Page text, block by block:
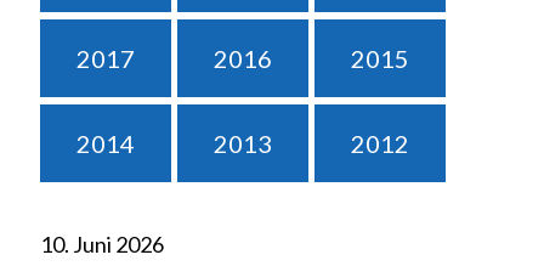
2017 2016 2015
2014 2013 2012
10. Juni 2026